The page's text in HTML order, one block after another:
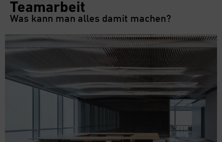
Teamarbeit
Was kann man alles damit machen?